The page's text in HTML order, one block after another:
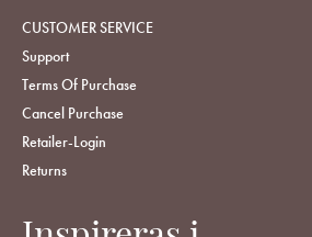
CUSTOMER SERVICE
Support
Terms Of Purchase
Cancel Purchase
Retailer-Login
Returns